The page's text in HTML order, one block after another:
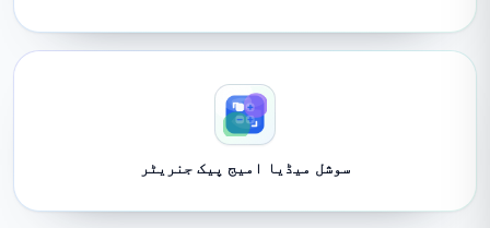
سوشل میڈیا امیج پیک جنریٹر